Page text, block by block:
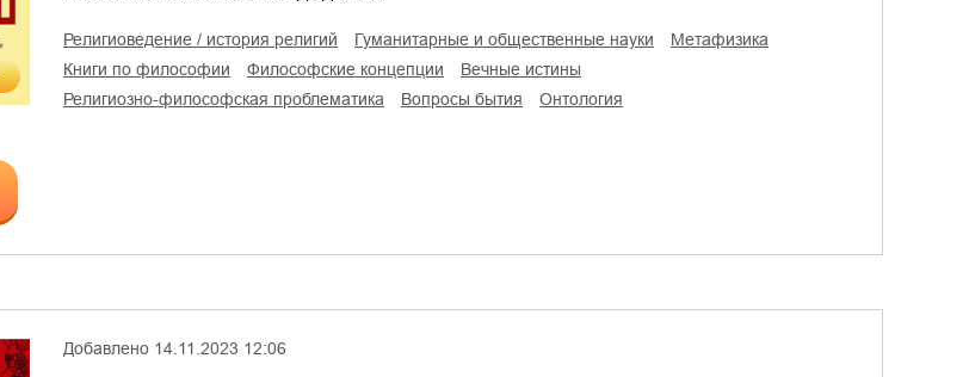
религиоведение / история религий гуманитарные и общественные науки
метафизика
книги по философии
философские концепции
вечные истины
религиозно-философская проблематика
вопросы бытия онтология
Добавлено 14.11.2023 12:06